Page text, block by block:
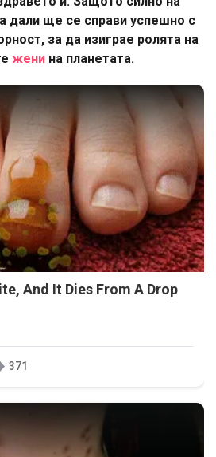
дали ще се справи успешно с
за да изиграе ролята на
жени на планетата.
And It Dies From A Drop
371